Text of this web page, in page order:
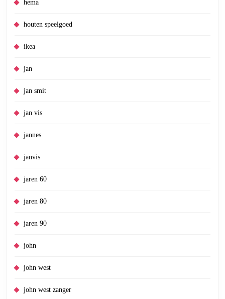
hema
houten speelgoed
ikea
jan
jan smit
jan vis
jannes
janvis
jaren 60
jaren 80
jaren 90
john
john west
john west zanger